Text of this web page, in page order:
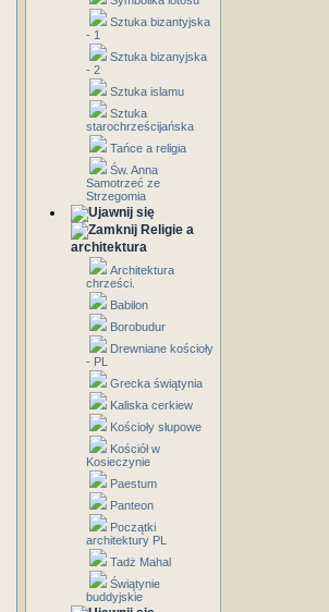
Sztuka bizantyjska
- 1
Sztuka bizanyjska
- 2
Sztuka islamu
Sztuka
starochrześcijańska
Tańce a religia
Św. Anna
Samotrzeć ze
Strzegomia
Religie a
architektura
Architektura
chrześci.
Babilon
Borobudur
Drewniane kościoły
- PL
Grecka świątynia
Kaliska cerkiew
Kościoły słupowe
Kościół w
Kosieczynie
Paestum
Panteon
Początki
architektury PL
Tadż Mahal
Świątynie
buddyjskie